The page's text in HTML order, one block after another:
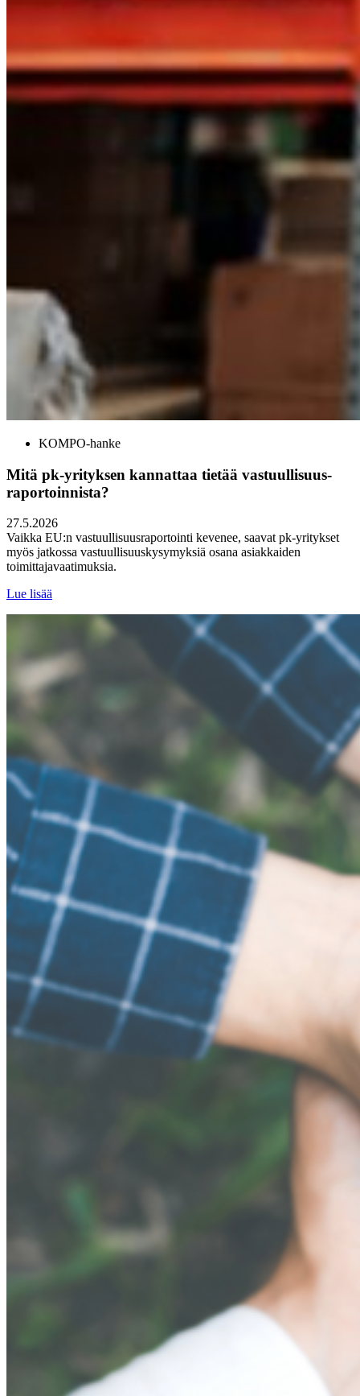
KOMPO-hanke
Mitä pk-yrityksen kannattaa tietää vastuullisuus­
raportoinnista?
27.5.2026
Vaikka EU:n vastuullisuusraportointi kevenee, saavat pk-yritykset
myös jatkossa vastuullisuuskysymyksiä osana asiakkaiden
toimittajavaatimuksia.
Lue lisää